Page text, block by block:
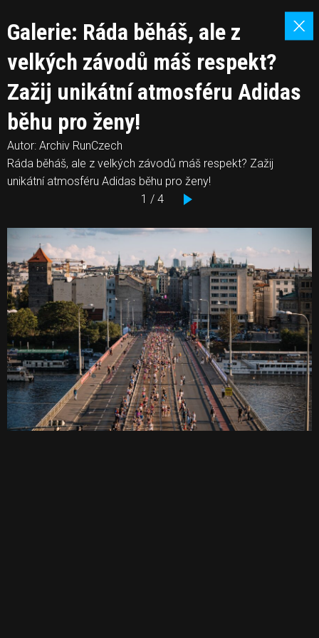
Galerie: Ráda běháš, ale z
velkých závodů máš respekt?
Zažij unikátní atmosféru Adidas
běhu pro ženy!
Autor: Archiv RunCzech
Ráda běháš, ale z velkých závodů máš respekt? Zažij
unikátní atmosféru Adidas běhu pro ženy!
1 / 4